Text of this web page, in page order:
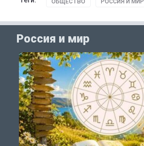
ОБЩЕСТВО РОССИЯ И МИР
Россия и мир